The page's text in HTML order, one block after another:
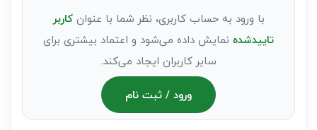
با ورود به حساب کاربری، نظر شما با عنوانکاربر
تاییدشده نمایش داده می‌شود و اعتماد بیشتری برای
سایر کاربران ایجاد می‌کند.
ورود / ثبت نام